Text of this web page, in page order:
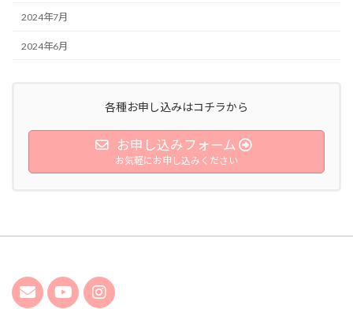
2024年7月
2024年6月
各種お申し込みはコチラから
お申し込みフォーム
お気軽にお申し込みください